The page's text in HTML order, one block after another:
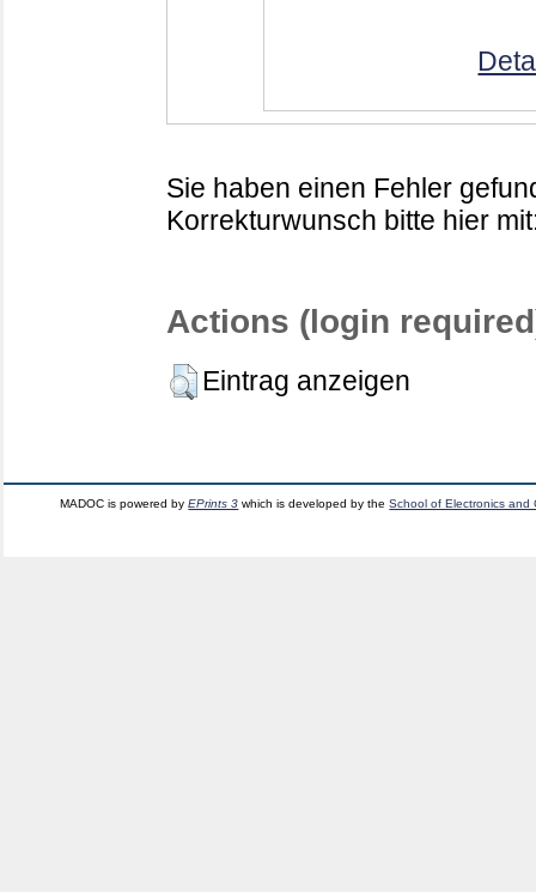
Sie haben einen Fehler
Korrekturwunsch bitte hier
Actions (login
Eintrag anzeigen
MADOC is powered byEPrints 3 which is developed by theSchool of Electronics and